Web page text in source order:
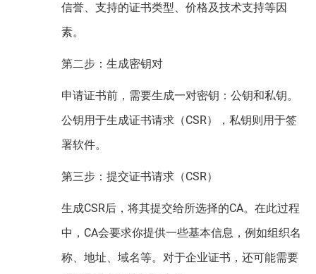
信誉、支持的证书类型、价格及技术支持等因
素。
第二步：生成密钥对
申请证书前，需要生成一对密钥：公钥和私钥。
公钥用于生成证书请求（CSR），私钥则用于签
署软件。
第三步：提交证书请求（CSR）
生成CSR后，将其提交给所选择的CA。在此过程
中，CA会要求你提供一些基本信息，例如组织名
称、地址、域名等。对于企业证书，还可能需要